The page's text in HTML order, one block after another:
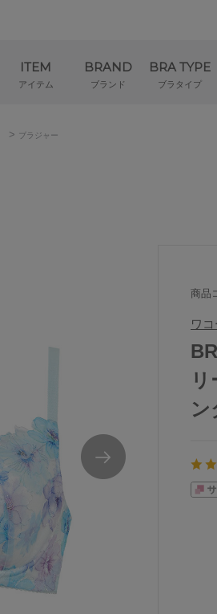
ITEM
アイテム
BRAND
ブランド
BRA TYPE
ブラタイプ
> ブラジャー
商品
ワ
ン